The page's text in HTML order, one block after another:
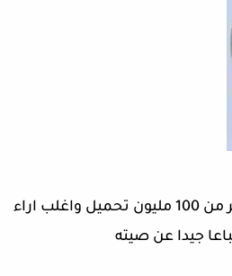
البرنامج يعتبر رقم واحد على سوق بلاي حيث حصد على اكثر من 100 مليون تحميل واغلب اراء
جيدا عن صيته